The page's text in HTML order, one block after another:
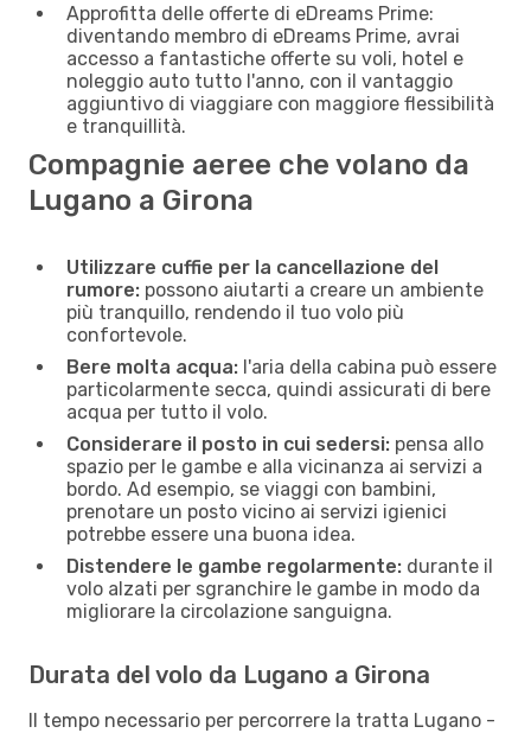
Approfitta delle offerte di eDreams Prime:
diventando membro di eDreams Prime, avrai
accesso a fantastiche offerte su voli, hotel e
noleggio auto tutto l'anno, con il vantaggio
aggiuntivo di viaggiare con maggiore flessibilità
e tranquillità.
Compagnie aeree che volano da
Lugano a Girona
Utilizzare cuffie per la cancellazione del
rumore: possono aiutarti a creare un ambiente
più tranquillo, rendendo il tuo volo più
confortevole.
Bere molta acqua: l'aria della cabina può essere
particolarmente secca, quindi assicurati di bere
acqua per tutto il volo.
Considerare il posto in cui sedersi: pensa allo
spazio per le gambe e alla vicinanza ai servizi a
bordo. Ad esempio, se viaggi con bambini,
prenotare un posto vicino ai servizi igienici
potrebbe essere una buona idea.
Distendere le gambe regolarmente: durante il
volo alzati per sgranchire le gambe in modo da
migliorare la circolazione sanguigna.
Durata del volo da Lugano a Girona
Il tempo necessario per percorrere la tratta Lugano -